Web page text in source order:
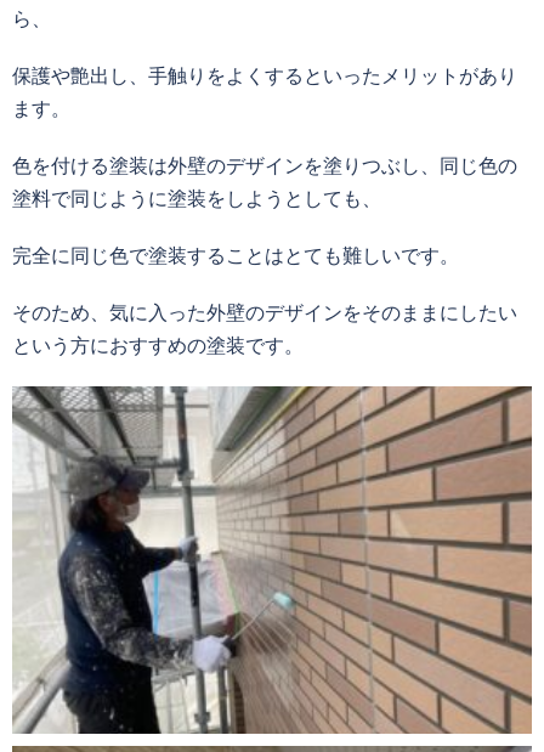
ら、
保護や艶出し、手触りをよくするといったメリットがあり
ます。
色を付ける塗装は外壁のデザインを塗りつぶし、同じ色の
塗料で同じように塗装をしようとしても、
完全に同じ色で塗装することはとても難しいです。
そのため、気に入った外壁のデザインをそのままにしたい
という方におすすめの塗装です。